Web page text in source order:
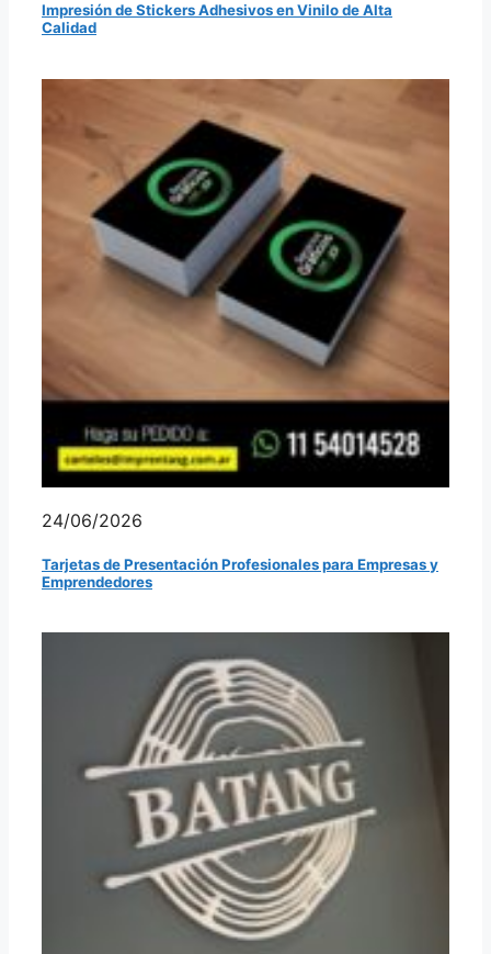
Impresión de Stickers Adhesivos en Vinilo de Alta
Calidad
24/06/2026
Tarjetas de Presentación Profesionales para Empresas y
Emprendedores